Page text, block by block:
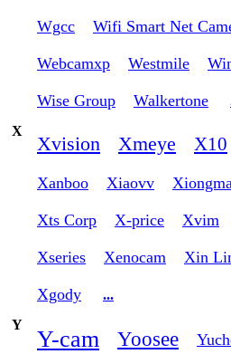
Wgcc Wifi Smart Net
Webcamxp Westmile
Wise Group Walkertone
X
Xvision Xmeye X10
Xanboo Xiaovv
Xts Corp X-price Xvim
Xseries Xenocam Xin
Xgody
...
Y
Y-cam Yoosee